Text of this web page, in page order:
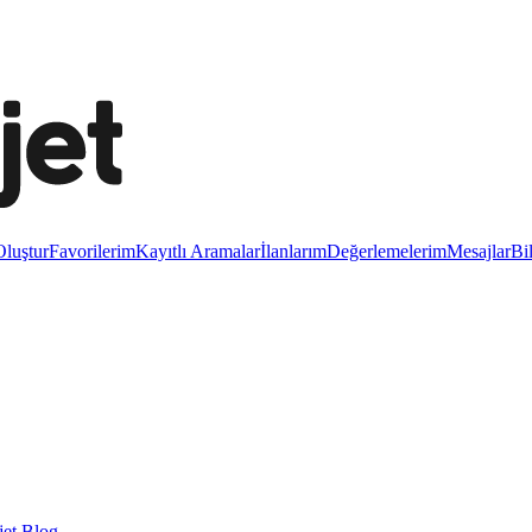
FavorilerimKayıtlı AramalarİlanlarımDeğerlemelerimMesajlar